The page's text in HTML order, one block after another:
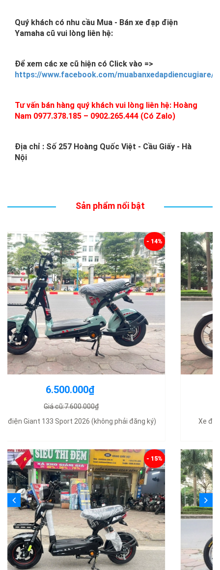
Quý khách có nhu cầu Mua - Bán xe đạp điện
Yamaha cũ vui lòng liên hệ:
Để xem các xe cũ hiện có Click vào =>
https://www.facebook.com/muabanxedapdiencugiare/
Tư vấn bán hàng quý khách vui lòng liên hệ: Hoàng
Nam 0977.378.185 – 0902.265.444 (Có Zalo)
Địa chỉ : Số 257 Hoàng Quốc Việt - Cầu Giấy - Hà
Nội
Sản phẩm nổi bật
- 12%
10.500.000₫
Giá cũ:12.000.000₫
Xe đạp điện Nijia Plus nhập khẩu chính hãng 2025
- 12%